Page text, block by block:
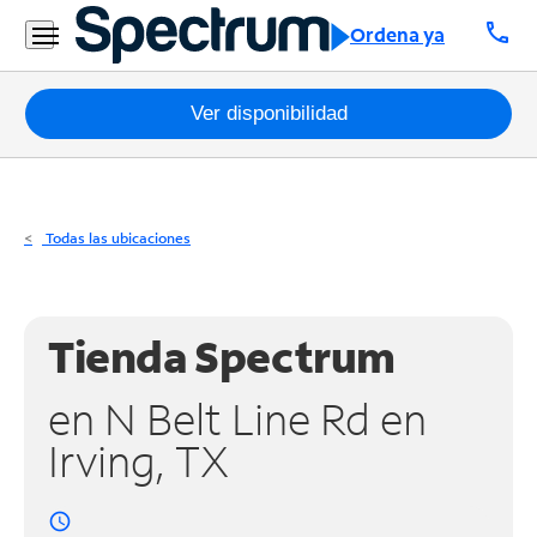
Ordena ya call
Residencial
Business
Paquetes
Internet
Teléfono
Residencial
Business
Contáctanos
Ver disponibilidad
Todas las ubicaciones
Tienda Spectrum
en N Belt Line Rd en
Irving, TX
access_time